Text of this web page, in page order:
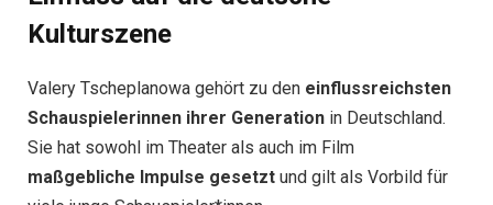
Kulturszene
Valery Tscheplanowa gehört zu den einflussreichsten
Schauspielerinnen ihrer Generation in Deutschland.
Sie hat sowohl im Theater als auch im Film
maßgebliche Impulse gesetzt und gilt als Vorbild für